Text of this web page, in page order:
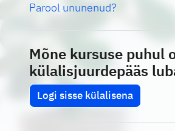
Parool ununenud?
Mõne kursuse puhul
külalisjuurdepääs
Logi sisse külalisena